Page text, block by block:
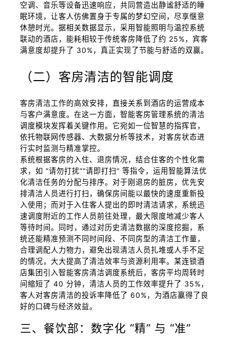
空调、音乐等设备迅速响应，共同营造出静谧舒适的睡
眠环境，让客人仿佛置身于专属的梦幻空间，尽享惬意
休憩时光。据相关数据显示，采用智能照明与温控系统
联动的酒店，能耗相较于传统客房降低了约 25%，宾客
满意度却提升了 30%，真正实现了节能与舒适的双赢。
（二）客房清洁的智能调度
客房清洁工作的高效安排，直接关系到酒店的运营成本
与客户满意度。在这一方面，智能客房管理系统的清洁
调度模块发挥着关键作用。它宛如一位智慧的指挥官，
依托物联网传感器、大数据分析等技术，对客房状态进
行实时监测与精准掌控。
系统根据客房的入住、退房情况，结合住客的个性化需
求，如 “请勿打扰”“请即打扫” 等指令，运用智能算法优
化清洁任务的分配与排序。对于刚退房的脏房，优先安
排清洁人员进行打扫，确保房间能以最快的速度重新投
入使用；而对于入住客人提出的即时清洁请求，系统迅
速调度附近的工作人员前往处理，最大限度地减少客人
等待时间。同时，通过对历史清洁数据的深度挖掘，系
统还能精准预测不同时间段、不同房型的清洁工作量，
合理调配人力物力，避免出现清洁人员扎堆或人手不足
的情况，大大提高了清洁效率与资源利用率。某连锁酒
店集团引入智能客房清洁调度系统后，客房平均周转时
间缩短了 40 分钟，清洁人员的工作效率提升了 35%，
客人对客房清洁的投诉率降低了 60%，为酒店赢得了良
好的口碑与经济效益。
三、餐饮部：数字化 “精” 与 “准”